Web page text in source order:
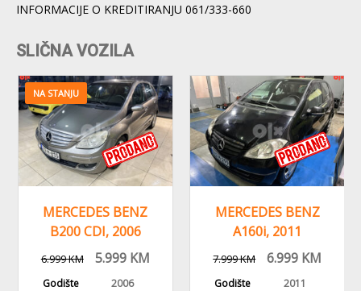
INFORMACIJE O KREDITIRANJU 061/333-660
SLIČNA VOZILA
NA STANJU
MERCEDES BENZ
B200 CDI, 2006
GODINA,
6.999KM 5.999KM
Godište
2006
MERCEDES BENZ
A160i, 2011
GODINA,
7.999KM 6.999 KM
Godište
2011